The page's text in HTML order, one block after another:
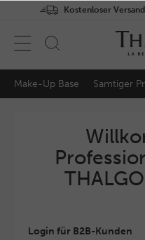
Kostenloser Versand
Make-Up Base Samtiger
Login für B2B-Kunden